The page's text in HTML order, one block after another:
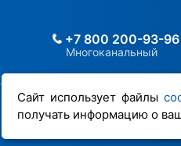
Сайт использует файлы
получать информацию о
+7 800 200-93-96
Многоканальный